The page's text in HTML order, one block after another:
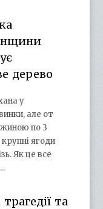
дерево
у
але от
по 3
ягоди
Як це все
та